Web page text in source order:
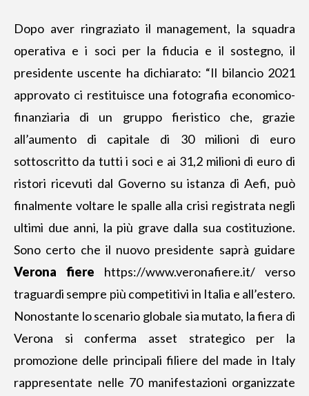
Dopo aver ringraziato il management, la squadra
operativa e i soci per la fiducia e il sostegno, il
presidente uscente ha dichiarato: “Il bilancio 2021
approvato ci restituisce una fotografia economico-
finanziaria di un gruppo fieristico che, grazie
all’aumento di capitale di 30 milioni di euro
sottoscritto da tutti i soci e ai 31,2 milioni di euro di
ristori ricevuti dal Governo su istanza di Aefi, può
finalmente voltare le spalle alla crisi registrata negli
ultimi due anni, la più grave dalla sua costituzione.
Sono certo che il nuovo presidente saprà guidare
Verona fiere https://www.veronafiere.it/ verso
traguardi sempre più competitivi in Italia e all’estero.
Nonostante lo scenario globale sia mutato, la fiera di
Verona si conferma asset strategico per la
promozione delle principali filiere del made in Italy
rappresentate nelle 70 manifestazioni organizzate